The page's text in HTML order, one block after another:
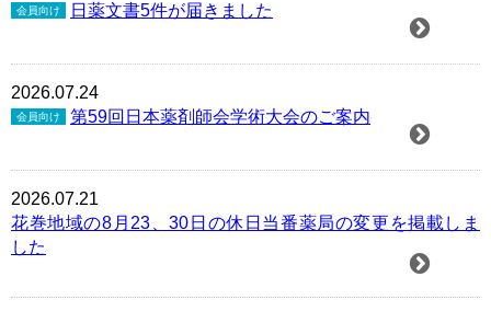
会員向け 日薬文書5件が届きました
2026.07.24
会員向け 第59回日本薬剤師会学術大会のご案内
2026.07.21
花巻地域の8月23、30日の休日当番薬局の変更を掲載しま
した